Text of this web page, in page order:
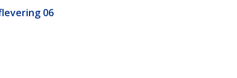
06